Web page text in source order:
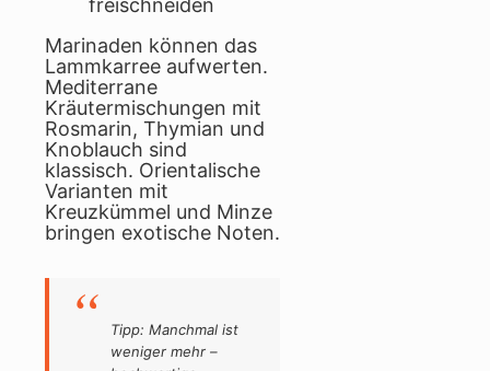
freischneiden
Marinaden können das
Lammkarree aufwerten.
Mediterrane
Kräutermischungen mit
Rosmarin, Thymian und
Knoblauch sind
klassisch. Orientalische
Varianten mit
Kreuzkümmel und Minze
bringen exotische Noten.
Tipp: Manchmal ist
weniger mehr –